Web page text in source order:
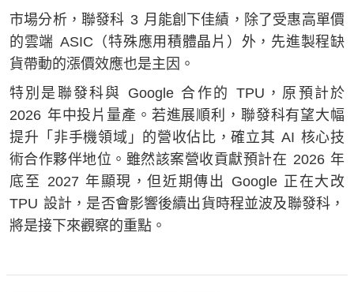
市場分析，聯發科 3 月能創下佳績，除了受惠高單價
的雲端 ASIC（特殊應用積體晶片）外，先進製程缺
貨帶動的漲價效應也是主因。
特別是聯發科與 Google 合作的 TPU，原預計於
2026 年中投片量產。若進展順利，聯發科有望大幅
提升「非手機領域」的營收佔比，確立其 AI 核心技
術合作夥伴地位。雖然該案營收貢獻預計在 2026 年
底至 2027 年顯現，但近期傳出 Google 正在大改
TPU 設計，是否會影響後續出貨時程並波及聯發科，
將是接下來觀察的重點。